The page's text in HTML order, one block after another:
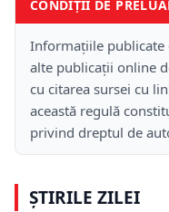
CONDIȚII DE
Informațiile publicate
alte publicații online
cu citarea sursei cu
această regulă
privind dreptul de
ȘTIRILE ZILEI